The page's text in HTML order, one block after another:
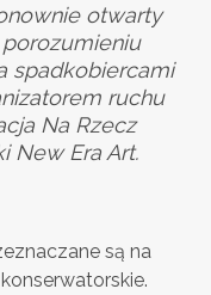
otwarty
spadkobiercami
ruchu
Na Rzecz
New Era Art.
są na